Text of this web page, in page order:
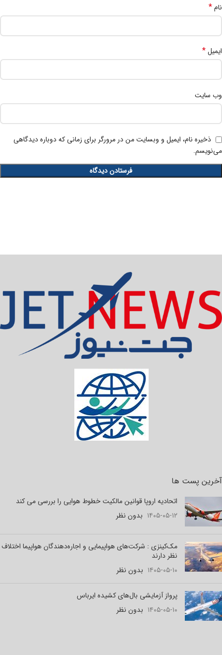
نام*
ایمیل*
وب‌ سایت
ذخیره نام، ایمیل و وبسایت من در مرورگر برای زمانی که دوباره دیدگاهی
می‌نویسم.
آخرین پست ها
اتحادیه اروپا قوانین مالکیت خطوط هوایی را بررسی می کند
۱۴۰۵-۰۵-۱۲ بدون نظر
مک‌کینزی : شرکت‌های هواپیمایی و اجاره‌دهندگان هواپیما اختلاف
نظر دارند
۱۴۰۵-۰۵-۱۰ بدون نظر
پرواز آزمایشی بال‌های کشیده ایرباس
۱۴۰۵-۰۵-۱۰ بدون نظر